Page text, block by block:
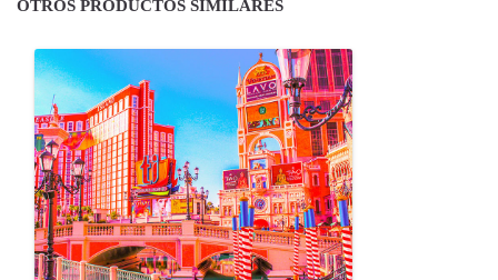
OTROS PRODUCTOS SIMILARES